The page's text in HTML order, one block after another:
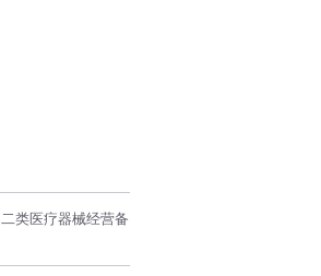
二类医疗器械经营备